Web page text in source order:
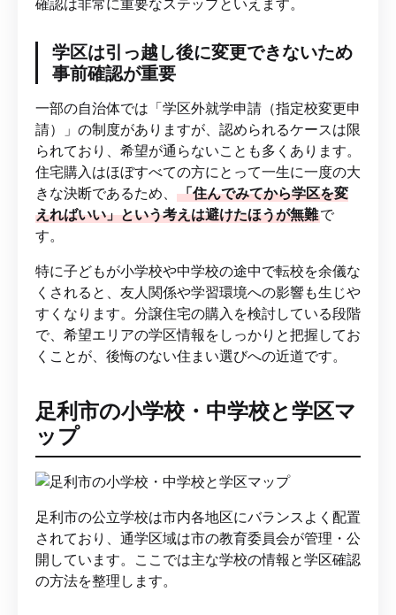
確認は非常に重要なステップといえます。
学区は引っ越し後に変更できないため
事前確認が重要
一部の自治体では「学区外就学申請（指定校変更申
請）」の制度がありますが、認められるケースは限
られており、希望が通らないことも多くあります。
住宅購入はほぼすべての方にとって一生に一度の大
きな決断であるため、
「住んでみてから学区を変
えればいい」という考えは避けたほうが無難で
す。
特に子どもが小学校や中学校の途中で転校を余儀な
くされると、友人関係や学習環境への影響も生じや
すくなります。分譲住宅の購入を検討している段階
で、希望エリアの学区情報をしっかりと把握してお
くことが、後悔のない住まい選びへの近道です。
足利市の小学校・中学校と学区マ
ップ
足利市の公立学校は市内各地区にバランスよく配置
されており、通学区域は市の教育委員会が管理・公
開しています。ここでは主な学校の情報と学区確認
の方法を整理します。